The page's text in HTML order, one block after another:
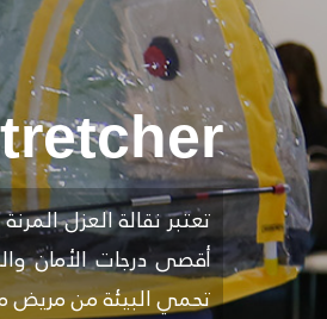
تعتبر نقالة العزل
أقصى درجات الأمان
تحمي البيئة من